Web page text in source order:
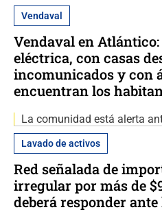
Vendaval
Vendaval en
eléctrica, con casas
incomunicados y con
encuentran los
La comunidad está alerta
Lavado de activos
Red señalada de
irregular por más de
deberá responder